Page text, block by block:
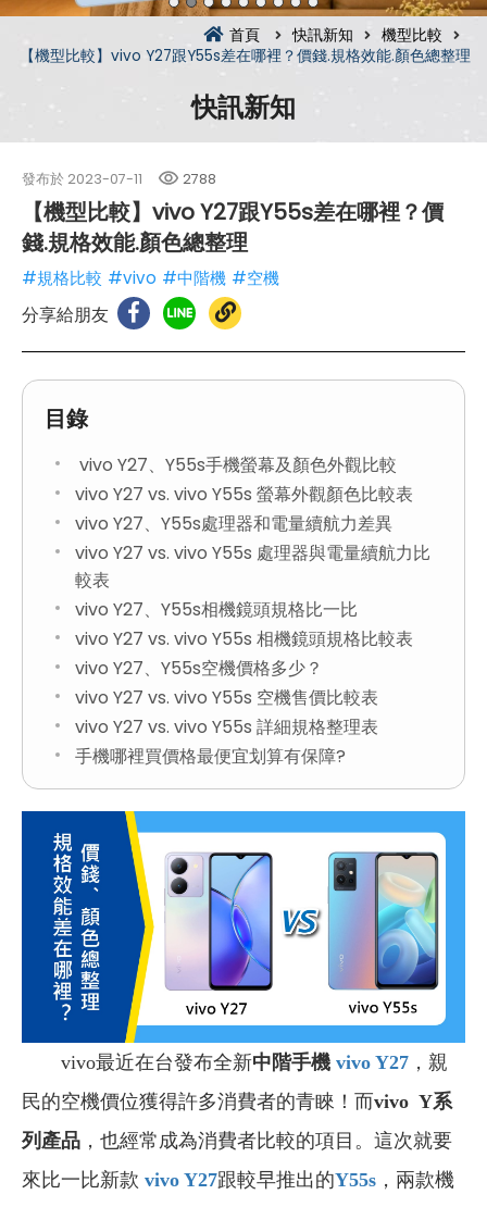
首頁 快訊新知
機型比較
【機型比較】vivo Y27跟Y55s差在哪裡？價錢.規格效能.顏色總整理
快訊新知
發布於 2023-07-11 2788
【機型比較】vivo Y27跟Y55s差在哪裡？價
錢.規格效能.顏色總整理
#規格比較 #vivo #中階機 #空機
分享給朋友
目錄
vivo Y27、Y55s手機螢幕及顏色外觀比較
vivo Y27 vs. vivo Y55s 螢幕外觀顏色比較表
vivo Y27、Y55s處理器和電量續航力差異
vivo Y27 vs. vivo Y55s 處理器與電量續航力比
較表
vivo Y27、Y55s相機鏡頭規格比一比
vivo Y27 vs. vivo Y55s 相機鏡頭規格比較表
vivo Y27、Y55s空機價格多少？
vivo Y27 vs. vivo Y55s 空機售價比較表
vivo Y27 vs. vivo Y55s 詳細規格整理表
手機哪裡買價格最便宜划算有保障?
vivo最近在台發布全新中階手機 vivo Y27 ，親
民的空機價位獲得許多消費者的青睞！而vivo Y系
列產品 ，也經常成為消費者比較的項目。這次就要
來比一比新款 vivo Y27跟較早推出的Y55s ，兩款機